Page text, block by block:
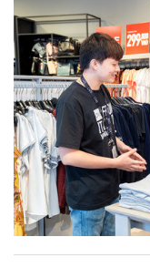
cho các doanh nghiệp